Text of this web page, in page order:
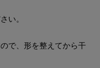
い。
で、形を整えてから干